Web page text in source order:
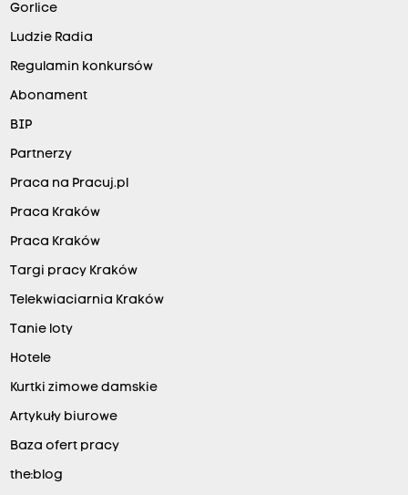
Gorlice
Ludzie Radia
Regulamin konkursów
Abonament
BIP
Partnerzy
Praca na Pracuj.pl
Praca Kraków
Praca Kraków
Targi pracy Kraków
Telekwiaciarnia Kraków
Tanie loty
Hotele
Kurtki zimowe damskie
Artykuły biurowe
Baza ofert pracy
the:blog